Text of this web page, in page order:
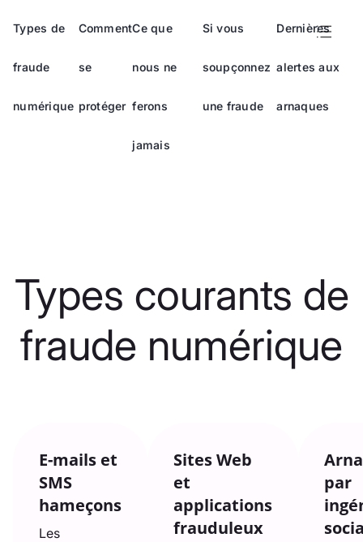
Types de
fraude
numérique
Comment
se
protéger
Ce que
nous ne
ferons
jamais
Si vous
soupçonnez
une fraude
Dernières
alertes aux
arnaques
Types courants de
fraude numérique
E-mails et
SMS
hameçons
Les
Sites Web
et
applications
frauduleux
par